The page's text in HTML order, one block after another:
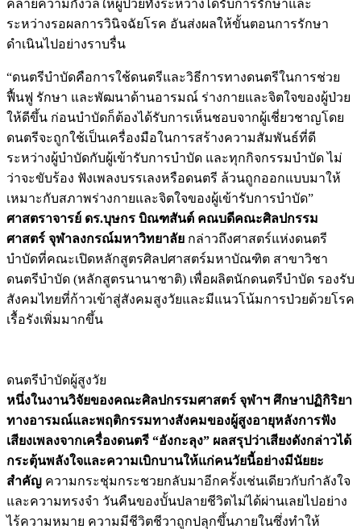
คลายความกังวลให้ผู้ป่วยทั้งระหว่างได้รับการรักษาและ
ระหว่างรอผลการวินิจฉัยโรค อันส่งผลให้ขั้นตอนการรักษา
ดำเนินไปอย่างราบรื่น
“ดนตรีบำบัดคือการใช้ดนตรีและวิธีการทางดนตรีในการช่วย
ฟื้นฟู รักษา และพัฒนาด้านอารมณ์ ร่างกายและจิตใจของผู้ป่วย
ให้ดีขึ้น ก่อนบำบัดก็ต้องได้รับการเห็นชอบจากผู้เชี่ยวชาญโดย
ดนตรีจะถูกใช้เป็นเครื่องมือในการสร้างความสัมพันธ์ที่ดี
ระหว่างผู้บำบัดกับผู้เข้ารับการบำบัด และทุกกิจกรรมบำบัด ไม่
ว่าจะขับร้อง ฟังเพลงบรรเลงหรือดนตรี ล้วนถูกออกแบบมาให้
เหมาะกับสภาพร่างกายและจิตใจของผู้เข้ารับการบำบัด”
ศาสตราจารย์ ดร.บุษกร บิณฑสันต์ คณบดีคณะศิลปกรรม
ศาสตร์ จุฬาลงกรณ์มหาวิทยาลัย กล่าวถึงศาสตร์แห่งดนตรี
บำบัดที่คณะเปิดหลักสูตรศิลปศาสตร์มหาบัณฑิต สาขาวิชา
ดนตรีบำบัด (หลักสูตรนานาชาติ) เพื่อผลิตนักดนตรีบำบัด รองรับ
สังคมไทยที่ก้าวเข้าสู่สังคมสูงวัยและมีแนวโน้มการป่วยด้วยโรค
เรื้อรังเพิ่มมากขึ้น
ดนตรีบำบัดผู้สูงวัย
หนึ่งในงานวิจัยของคณะศิลปกรรมศาสตร์ จุฬาฯ ศึกษาปฏิกิริยา
ทางอารมณ์และพฤติกรรมทางสังคมของผู้สูงอายุหลังการฟัง
เสียงเพลงจากเครื่องดนตรี “อังกะลุง” ผลสรุปว่าเสียงดังกล่าวได้
กระตุ้นพลังใจและความเบิกบานให้แก่คนวัยนี้อย่างมีนัยยะ
สำคัญ ความกระชุ่มกระชวยกลับมาอีกครั้งเช่นเดียวกับกำลังใจ
และความทรงจำ วันคืนของบั้นปลายชีวิตไม่ได้ผ่านเลยไปอย่าง
ไร้ความหมาย ความมีชีวิตชีวาถูกปลุกขึ้นภายในซึ่งทำให้